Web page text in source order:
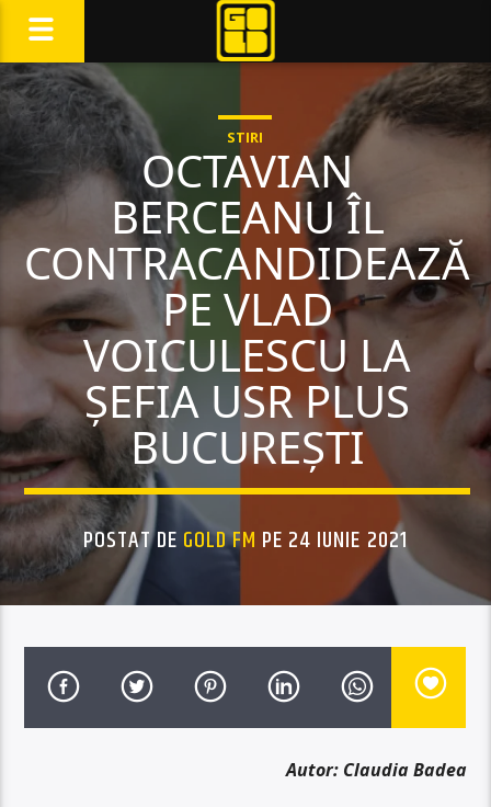
STIRI
OCTAVIAN
BERCEANU ÎL
CONTRACANDIDEAZĂ
PE VLAD
VOICULESCU LA
ȘEFIA USR PLUS
BUCUREȘTI
POSTAT DE GOLD FM PE 24 IUNIE 2021
Autor: Claudia Badea